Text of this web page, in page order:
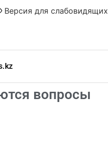
Версия для слабовидящих
вопросы